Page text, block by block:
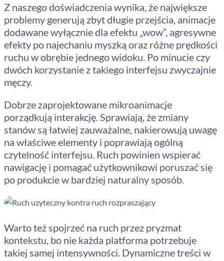
Z naszego doświadczenia wynika, że największe
problemy generują zbyt długie przejścia, animacje
dodawane wyłącznie dla efektu „wow”, agresywne
efekty po najechaniu myszką oraz różne prędkości
ruchu w obrębie jednego widoku. Po minucie czy
dwóch korzystanie z takiego interfejsu zwyczajnie
męczy.
Dobrze zaprojektowane mikroanimacje
porządkują interakcję. Sprawiają, że zmiany
stanów są łatwiej zauważalne, nakierowują uwagę
na właściwe elementy i poprawiają ogólną
czytelność interfejsu. Ruch powinien wspierać
nawigację i pomagać użytkownikowi poruszać się
po produkcie w bardziej naturalny sposób.
Warto też spojrzeć na ruch przez pryzmat
kontekstu, bo nie każda platforma potrzebuje
takiej samej intensywności. Dynamiczne treści w